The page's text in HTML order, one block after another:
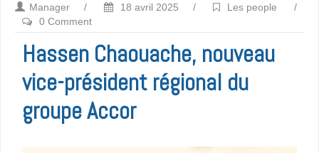
Manager / 18 avril 2025 / Les people
/
0 Comment
Hassen Chaouache, nouveau
vice-président régional du
groupe Accor